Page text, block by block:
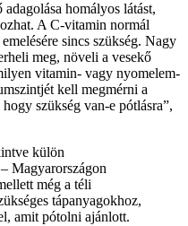
homályos látást,
A C-vitamin normál
sincs szükség. Nagy
meg, növeli a vesekő
vitamin- vagy nyomelem-
kell megmérni a
szükség van-e pótlásra”,
külön
Magyarországon
még a téli
tápanyagokhoz,
amit pótolni ajánlott.